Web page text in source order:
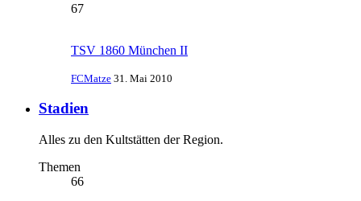
67
TSV 1860 München II
FCMatze 31. Mai 2010
Stadien
Alles zu den Kultstätten der Region.
Themen
66